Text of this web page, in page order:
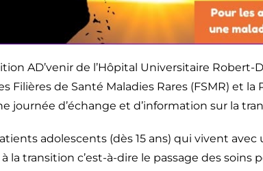
AD’venir de l’Hôpital Universitaire Robert-
Filières de Santé Maladies Rares (FSMR) et
journée d’échange et d’information sur la
adolescents (dès 15 ans) qui vivent
la transition c’est-à-dire le passage des soins